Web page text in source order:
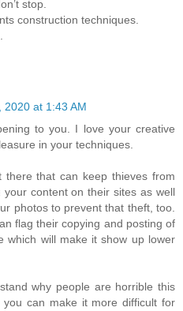
stop.
construction techniques.
2020 at 1:43 AM
to you. I love your creative
in your techniques.
there that can keep thieves from
your content on their sites as well
photos to prevent that theft, too.
flag their copying and posting of
which will make it show up lower
why people are horrible this
can make it more difficult for